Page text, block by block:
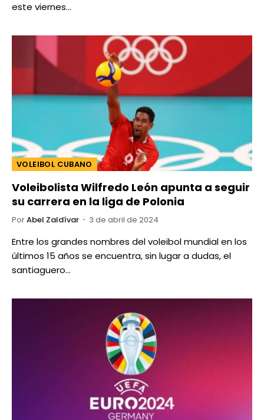
este viernes…
VOLEIBOL CUBANO
Voleibolista Wilfredo León apunta a seguir
su carrera en la liga de Polonia
PorAbel Zaldívar 3 de abril de 2024
Entre los grandes nombres del voleibol mundial en los
últimos 15 años se encuentra, sin lugar a dudas, el
santiaguero…